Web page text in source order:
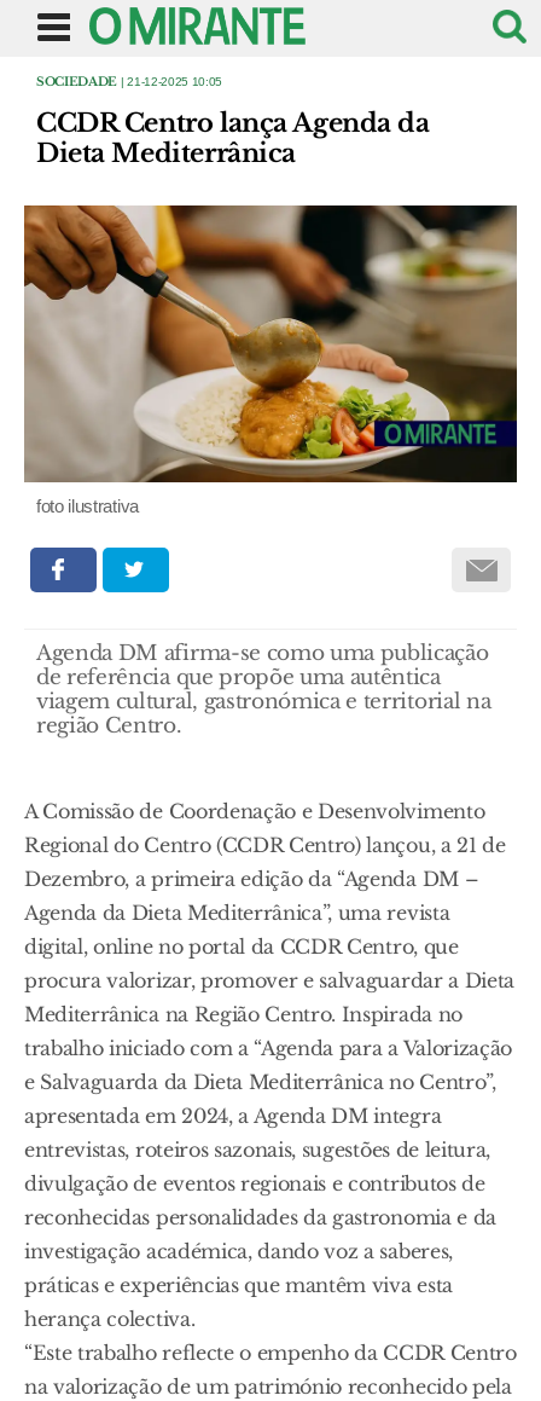
SOCIEDADE | 21-12-2025 10:05
CCDR Centro lança Agenda da
Dieta Mediterrânica
foto ilustrativa
Agenda DM afirma-se como uma publicação
de referência que propõe uma autêntica
viagem cultural, gastronómica e territorial na
região Centro.
A Comissão de Coordenação e Desenvolvimento
Regional do Centro (CCDR Centro) lançou, a 21 de
Dezembro, a primeira edição da “Agenda DM –
Agenda da Dieta Mediterrânica”, uma revista
digital, online no portal da CCDR Centro, que
procura valorizar, promover e salvaguardar a Dieta
Mediterrânica na Região Centro. Inspirada no
trabalho iniciado com a “Agenda para a Valorização
e Salvaguarda da Dieta Mediterrânica no Centro”,
apresentada em 2024, a Agenda DM integra
entrevistas, roteiros sazonais, sugestões de leitura,
divulgação de eventos regionais e contributos de
reconhecidas personalidades da gastronomia e da
investigação académica, dando voz a saberes,
práticas e experiências que mantêm viva esta
herança colectiva.
“Este trabalho reflecte o empenho da CCDR Centro
na valorização de um património reconhecido pela